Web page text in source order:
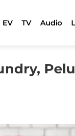
EV TV Audio